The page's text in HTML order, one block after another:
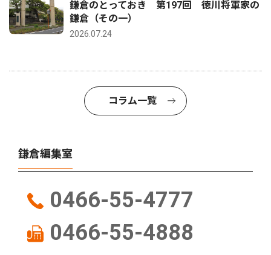
鎌倉のとっておき 第197回 徳川将軍家の
鎌倉（その一）
2026.07.24
コラム一覧
鎌倉編集室
0466-55-4777
0466-55-4888